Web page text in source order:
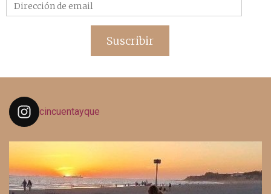
de
Suscribir
cincuentayque